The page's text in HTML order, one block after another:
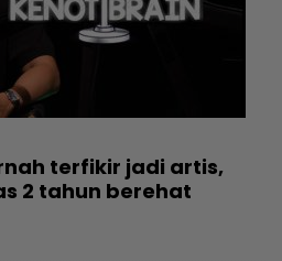
terfikir jadi artis,
2 tahun berehat